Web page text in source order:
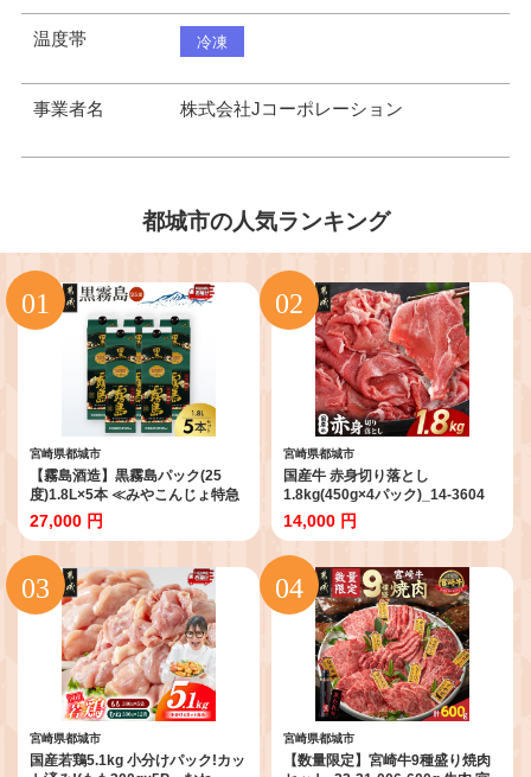
アレルギー表
牛肉
温度帯 冷凍
都城市の人気ランキング
宮崎県都城市
【霧島酒造】黒霧島パック(25
度)1.8L×5本 ≪みやこんじょ特急
便≫_27-07-K01P-25-1800-5-Q
27,000 円
宮崎県都城市
国産牛 赤身切り落とし
1.8kg(450g×4パック)_14-3604
牛肉 切り落とし 赤身 小分け 冷凍
人気 都城市 普段使い
14,000 円